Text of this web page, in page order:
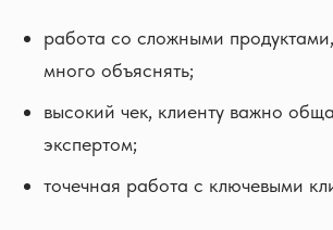
работа со сложными
много объяснять;
высокий чек, клиенту важно
экспертом;
точечная работа с ключевыми